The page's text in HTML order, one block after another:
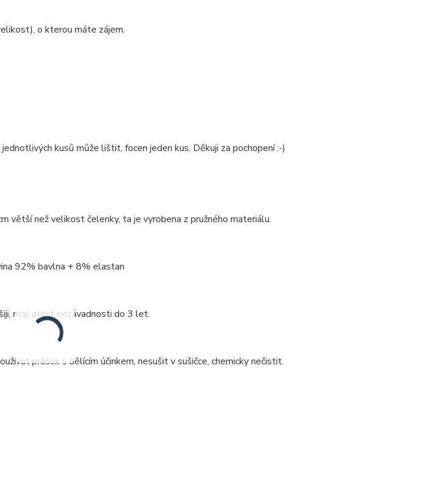
o kterou máte zájem.
kusů může lištit, focen jeden kus. Děkuji za pochopení :-)
větší než velikost čelenky, ta je vyrobena z pružného materiálu.
92% bavlna + 8% elastan
mají atest nezávadnosti do 3 let.
prášek s bělícím účinkem, nesušit v sušičce, chemicky nečistit.